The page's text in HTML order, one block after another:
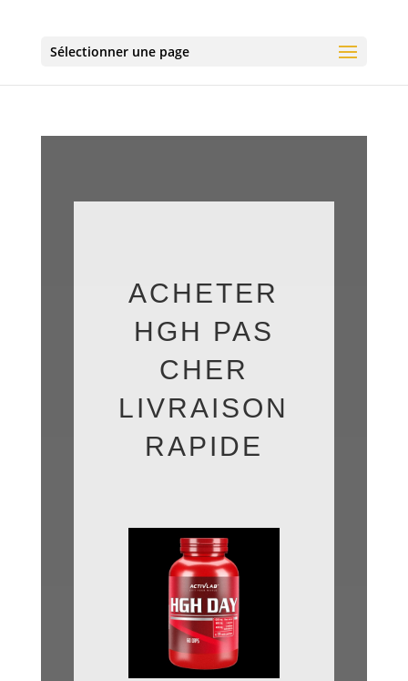
Sélectionner une page
ACHETER
HGH PAS
CHER
LIVRAISON
RAPIDE